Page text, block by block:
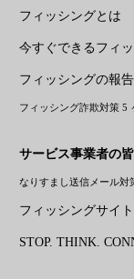
フィッシングとは
今すぐできるフィ
フィッシングの報告
フィッシング詐欺対策 5
サービス事業者の
なりすまし送信メール対
フィッシングサイ
STOP. THINK.